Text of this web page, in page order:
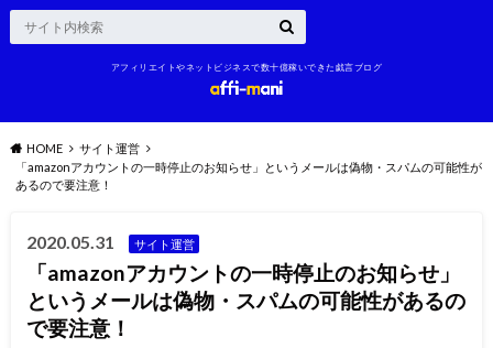
アフィリエイトやネットビジネスで数十億稼いできた戯言ブログ
HOME
サイト運営
「amazonアカウントの一時停止のお知らせ」というメールは偽物・スパムの可能性が
あるので要注意！
2020.05.31 サイト運営
「amazonアカウントの一時停止のお知らせ」
というメールは偽物・スパムの可能性があるの
で要注意！